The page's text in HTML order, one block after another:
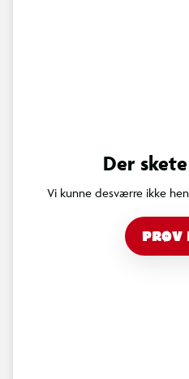
Der
Vi kunne desværre ikke
PRØV